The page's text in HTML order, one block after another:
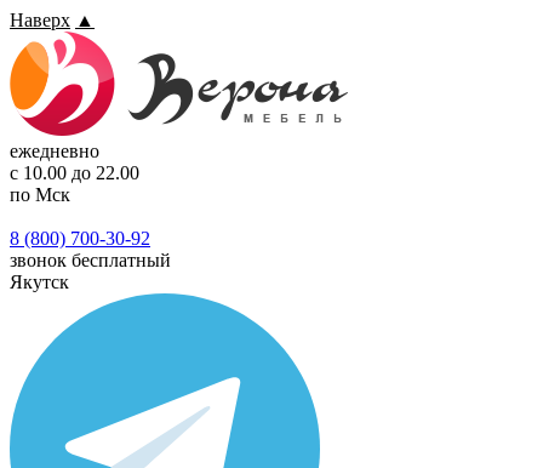
Наверх ▲
ежедневно
с 10.00 до 22.00
по Мск
8 (800) 700-30-92
звонок бесплатный
Якутск